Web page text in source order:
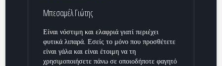
Μπεσαμέλ Γιώτης
Είναι νόστιμη και ελαφριά γιατί περιέχει
φυτικά λιπαρά. Εσείς το μόνο που προσθέτετε
είναι γάλα και είναι έτοιμη να τη
χρησιμοποιήσετε πάνω σε οποιοδήποτε φαγητό